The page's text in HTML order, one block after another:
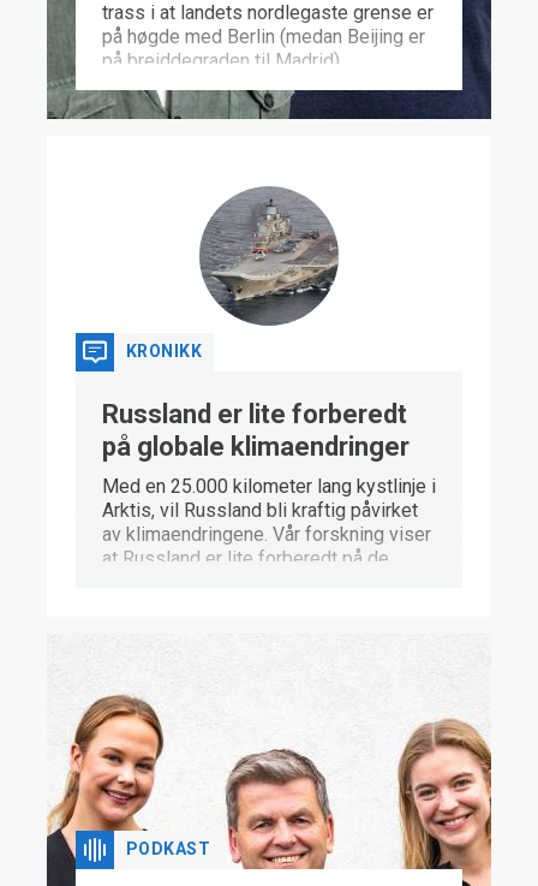
trass i at landets nordlegaste grense er
på høgde med Berlin (medan Beijing er
på breiddegraden til Madrid).
Interessene og ambisjonane til kjempa i
aust er likevel stadig veksande når det
KRONIKK
Russland er lite forberedt
på globale klimaendringer
Med en 25.000 kilometer lang kystlinje i
Arktis, vil Russland bli kraftig påvirket
av klimaendringene. Vår forskning viser
at Russland er lite forberedt på de
PODKAST